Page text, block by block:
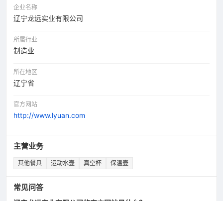
企业名称
辽宁龙远实业有限公司
所属行业
制造业
所在地区
辽宁省
官方网站
http://www.lyuan.com
主营业务
其他餐具 运动水壶 真空杯 保温壶
常见问答